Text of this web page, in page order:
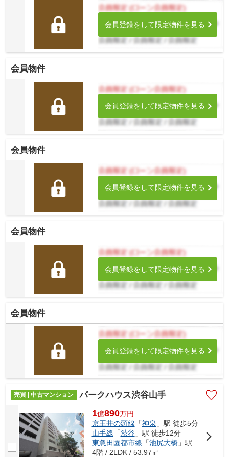
会員登録をして限定物件を見る
会員物件
会員登録をして限定物件を見る
会員物件
会員登録をして限定物件を見る
会員物件
会員登録をして限定物件を見る
会員物件
会員登録をして限定物件を見る
売買 | 中古マンション パークハウス渋谷山手
1億890万円
京王井の頭線 「神泉 」駅 徒歩5分
山手線 「渋谷」駅 徒歩12分
東急田園都市線 「池尻大橋」駅 徒歩12分
4階 / 2LDK / 53.97㎡